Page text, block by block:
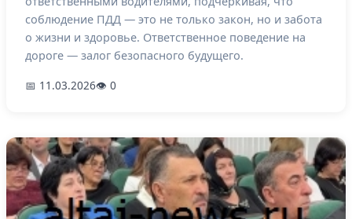
соблюдение ПДД — это не только закон, но и забота
о жизни и здоровье. Ответственное поведение на
дороге — залог безопасного будущего.
📅 11.03.2026👁 0